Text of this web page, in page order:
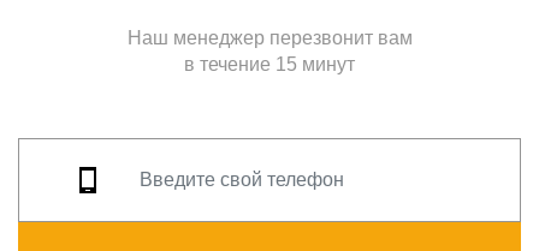
Наш менеджер перезвонит вам
в течение 15 минут